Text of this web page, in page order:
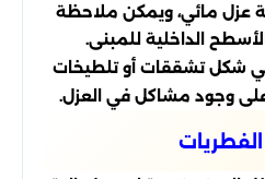
عزل مائي، ويمكن ملاحظة
الداخلية للمبنى.
شكل تشققات أو تلطيخات
على وجود مشاكل في العزل.